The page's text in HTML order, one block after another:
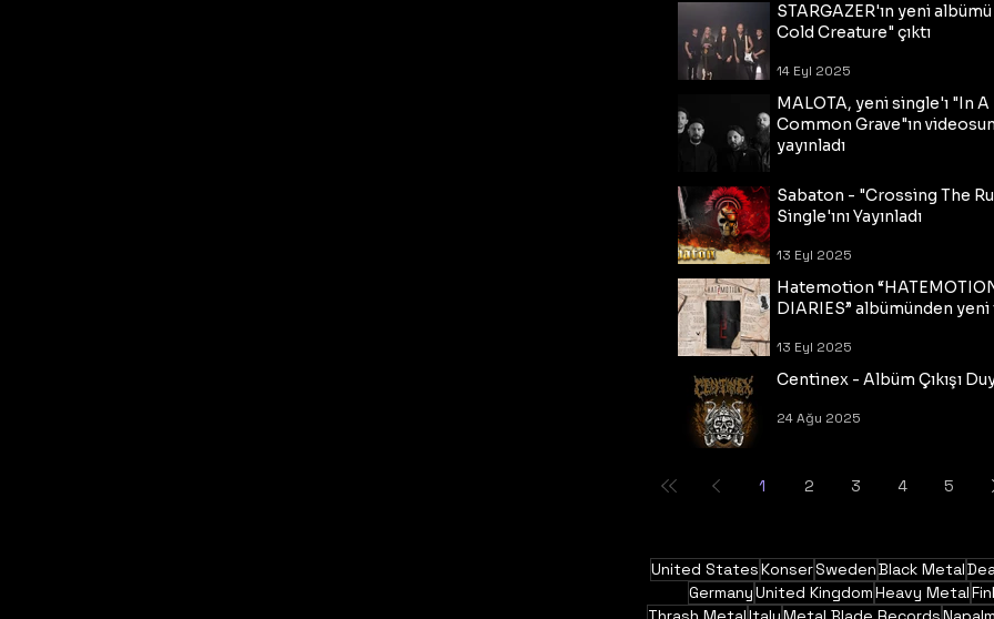
STARGAZER'ın yeni
Cold Creature" çıktı
14 Eyl 2025
MALOTA, yeni single'ı "In A
Common Grave"ın
yayınladı
Sabaton - "Crossing The
Single'ını Yayınladı
13 Eyl 2025
Hatemotion
DIARIES” albümünden
13 Eyl 2025
Centinex - Albüm Çıkışı
24 Ağu 2025
1 2 3 4 5
United StatesKonserSwedenBlack Metal
GermanyUnited KingdomHeavy Metal